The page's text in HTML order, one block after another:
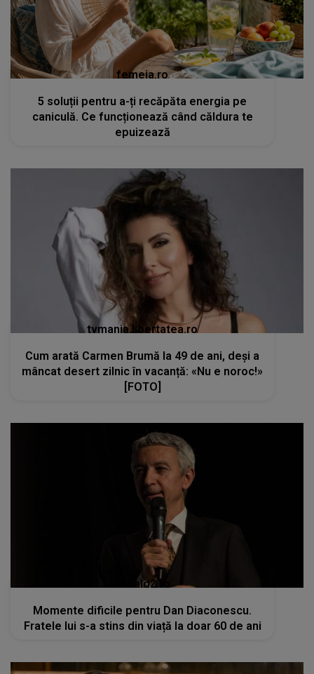
femeia.ro
5 soluții pentru a-ți recăpăta energia pe
caniculă. Ce funcționează când căldura te
epuizează
tvmania.libertatea.ro
Cum arată Carmen Brumă la 49 de ani, deși a
mâncat desert zilnic în vacanță: «Nu e noroc!»
[FOTO]
kanald2.ro
Momente dificile pentru Dan Diaconescu.
Fratele lui s-a stins din viață la doar 60 de ani